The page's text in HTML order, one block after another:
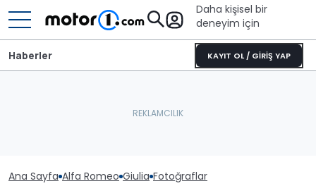
Daha kişisel bir
deneyim için
KAYIT OL / GİRİŞ YAP
Haberler
Ana Sayfa Alfa Romeo Giulia Fotoğraflar